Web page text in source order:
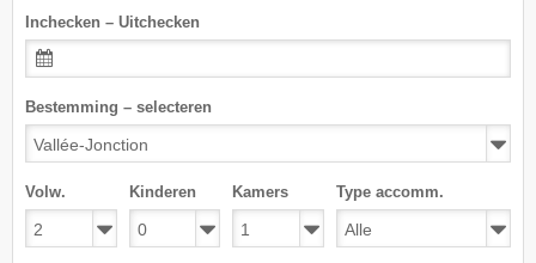
Inchecken – Uitchecken
Bestemming – selecteren
Volw. Kinderen Kamers Type accomm.